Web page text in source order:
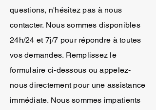
questions, n'hésitez pas à nous
contacter. Nous sommes disponibles
24h/24 et 7j/7 pour répondre à toutes
vos demandes. Remplissez le
formulaire ci-dessous ou appelez-
nous directement pour une assistance
immédiate. Nous sommes impatients